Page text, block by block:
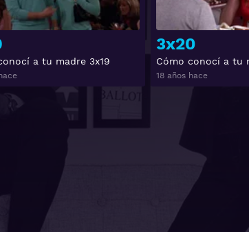
a tu madre 3x19
3x20
Cómo conocí a tu
18 años hace